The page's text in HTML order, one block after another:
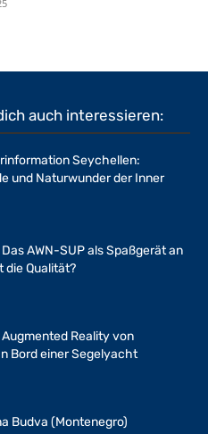
auch interessieren:
Seychellen:
und Naturwunder der Inner
AWN-SUP als Spaßgerät an
die Qualität?
Reality von
Bord einer Segelyacht
Budva (Montenegro)